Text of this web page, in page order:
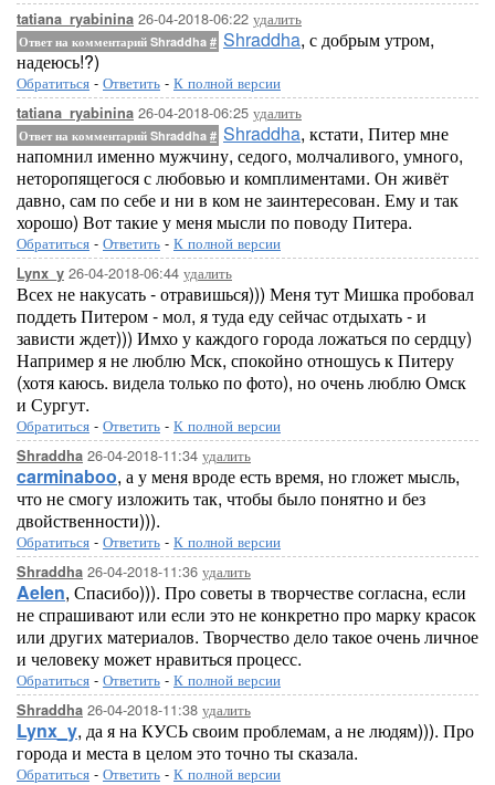
tatiana_ryabinina 26-04-2018-06:22 удалить
Ответ на комментарий Shraddha # Shraddha, с добрым утром,
надеюсь!?)
Обратиться - Ответить - К полной версии
tatiana_ryabinina 26-04-2018-06:25 удалить
Ответ на комментарий Shraddha # Shraddha, кстати, Питер мне
напомнил именно мужчину, седого, молчаливого, умного,
неторопящегося с любовью и комплиментами. Он живёт
давно, сам по себе и ни в ком не заинтересован. Ему и так
хорошо) Вот такие у меня мысли по поводу Питера.
Обратиться - Ответить - К полной версии
Lynx_y 26-04-2018-06:44 удалить
Всех не накусать - отравишься))) Меня тут Мишка пробовал
поддеть Питером - мол, я туда еду сейчас отдыхать - и
зависти ждет))) Имхо у каждого города ложаться по сердцу)
Например я не люблю Мск, спокойно отношусь к Питеру
(хотя каюсь. видела только по фото), но очень люблю Омск
и Сургут.
Обратиться - Ответить - К полной версии
Shraddha 26-04-2018-11:34 удалить
carminaboo, а у меня вроде есть время, но гложет мысль,
что не смогу изложить так, чтобы было понятно и без
двойственности))).
Обратиться - Ответить - К полной версии
Shraddha 26-04-2018-11:36 удалить
Aelen, Спасибо))). Про советы в творчестве согласна, если
не спрашивают или если это не конкретно про марку красок
или других материалов. Творчество дело такое очень личное
и человеку может нравиться процесс.
Обратиться - Ответить - К полной версии
Shraddha 26-04-2018-11:38 удалить
Lynx_y, да я на КУСЬ своим проблемам, а не людям))). Про
города и места в целом это точно ты сказала.
Обратиться - Ответить - К полной версии